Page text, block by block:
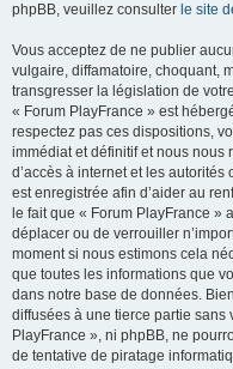
phpBB, veuillez consulter le site
Vous acceptez de ne publier
vulgaire, diffamatoire, choquant,
transgresser la législation de
« Forum PlayFrance » est
respectez pas ces dispositions,
immédiat et définitif et nous nous
d’accès à internet et les autorités
est enregistrée afin d’aider au
le fait que « Forum PlayFrance »
déplacer ou de verrouiller
moment si nous estimons cela
que toutes les informations que
dans notre base de données.
diffusées à une tierce partie sans
PlayFrance », ni phpBB, ne
de tentative de piratage